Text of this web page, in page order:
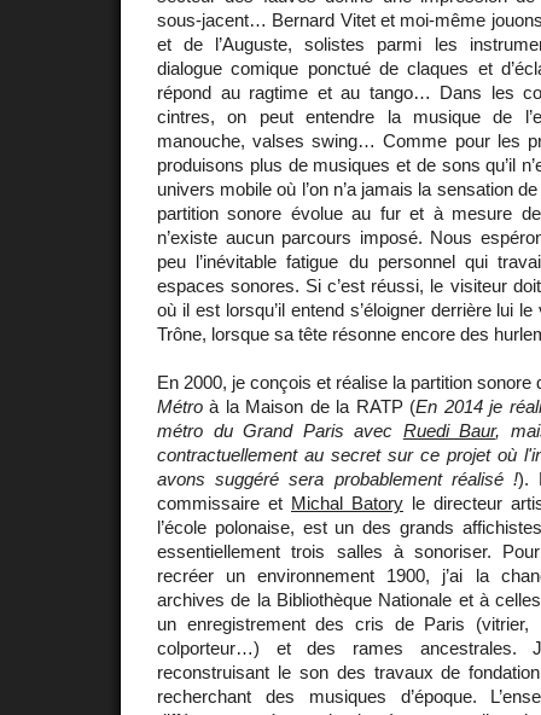
sous-jacent… Bernard Vitet et moi-même
et de l’Auguste, solistes parmi les
dialogue comique ponctué de claques et
répond au ragtime et au tango… Dans les
cintres, on peut entendre la musique de
manouche, valses swing… Comme pour les
produisons plus de musiques et de sons qu’il
univers mobile où l’on n’a jamais la sensation
partition sonore évolue au fur et à mesure
n’existe aucun parcours imposé. Nous
peu l’inévitable fatigue du personnel qui
espaces sonores. Si c’est réussi, le visiteur
où il est lorsqu’il entend s’éloigner derrière lui
Trône, lorsque sa tête résonne encore des
En 2000, je conçois et réalise la partition sonore
Métro à la Maison de la RATP (En 2014 je
métro du Grand Paris avec Ruedi Baur,
contractuellement au secret sur ce projet où
avons suggéré sera probablement réalisé !).
commissaire et Michal Batory le directeur
l’école polonaise, est un des grands
essentiellement trois salles à sonoriser.
recréer un environnement 1900, j’ai la
archives de la Bibliothèque Nationale et à
un enregistrement des cris de Paris (vitrier,
colporteur…) et des rames ancestrales.
reconstruisant le son des travaux de
recherchant des musiques d’époque.